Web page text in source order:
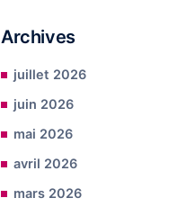
Archives
juillet 2026
juin 2026
mai 2026
avril 2026
mars 2026